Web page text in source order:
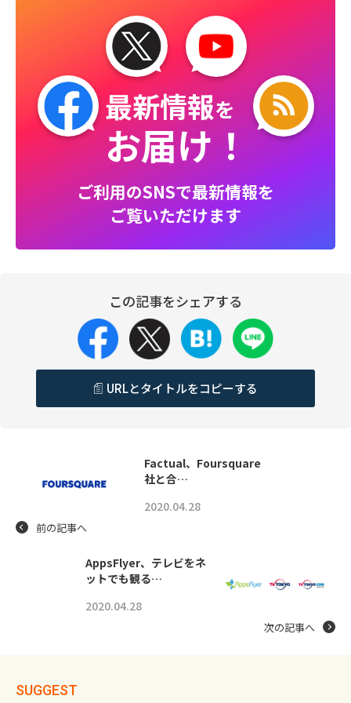
最新情報を
お届け！
ご利用のSNSで最新情報を
ご覧いただけます
この記事をシェアする
URLとタイトルをコピーする
Factual、Foursquare
社と合…
2020.04.28
前の記事へ
AppsFlyer、テレビをネ
ットでも観る…
2020.04.28
次の記事へ
SUGGEST